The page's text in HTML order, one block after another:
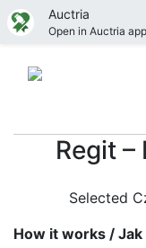
Auctria
Open in Auctria app
Regit
Selected
How it works /